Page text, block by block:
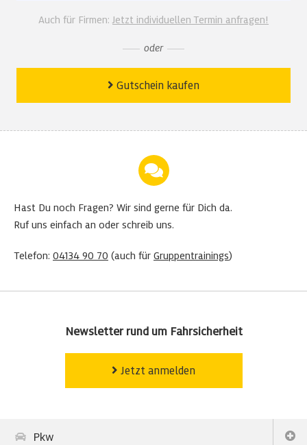
Auch für Firmen: Jetzt individuellen Termin anfragen!
oder
Gutschein kaufen
Hast Du noch Fragen? Wir sind gerne für Dich da.
Ruf uns einfach an oder schreib uns.
Telefon: 04134 90 70 (auch für Gruppentrainings)
Newsletter rund um Fahrsicherheit
Jetzt anmelden
Pkw